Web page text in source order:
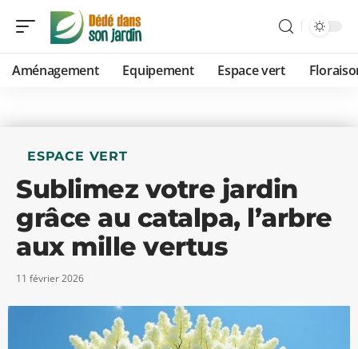
Aménagement Equipement Espace vert
ESPACE VERT
Sublimez votre jardin
grâce au catalpa, l’arbre
aux mille vertus
11 février 2026